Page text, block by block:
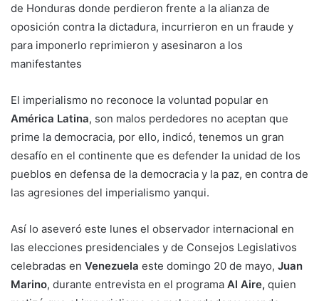
de Honduras donde perdieron frente a la alianza de
oposición contra la dictadura, incurrieron en un fraude y
para imponerlo reprimieron y asesinaron a los
manifestantes
El imperialismo no reconoce la voluntad popular en
América Latina, son malos perdedores no aceptan que
prime la democracia, por ello, indicó, tenemos un gran
desafío en el continente que es defender la unidad de los
pueblos en defensa de la democracia y la paz, en contra de
las agresiones del imperialismo yanqui.
Así lo aseveró este lunes el observador internacional en
las elecciones presidenciales y de Consejos Legislativos
celebradas en Venezuela este domingo 20 de mayo, Juan
Marino, durante entrevista en el programa Al Aire, quien